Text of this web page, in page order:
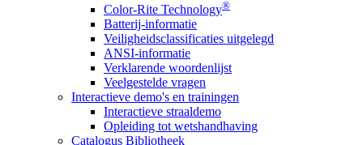
Color-Rite Technology®
Batterij-informatie
Veiligheidsclassificaties uitgelegd
ANSI-informatie
Verklarende woordenlijst
Veelgestelde vragen
Interactieve demo's en trainingen
Interactieve straaldemo
Opleiding tot wetshandhaving
Catalogus Bibliotheek